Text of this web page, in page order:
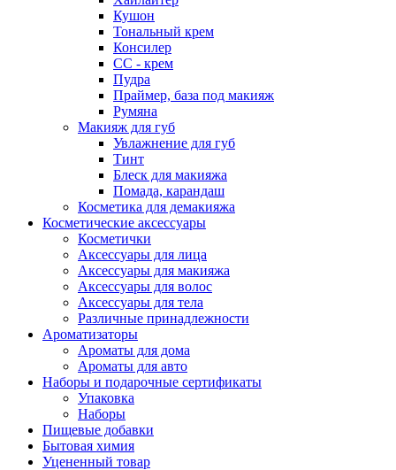
Кушон
Тональный крем
Консилер
СС - крем
Пудра
Праймер, база под макияж
Румяна
Макияж для губ
Увлажнение для губ
Тинт
Блеск для макияжа
Помада, карандаш
Косметика для демакияжа
Косметические аксессуары
Косметички
Аксессуары для лица
Аксессуары для макияжа
Аксессуары для волос
Аксессуары для тела
Различные принадлежности
Ароматизаторы
Ароматы для дома
Ароматы для авто
Наборы и подарочные сертификаты
Упаковка
Наборы
Пищевые добавки
Бытовая химия
Уцененный товар